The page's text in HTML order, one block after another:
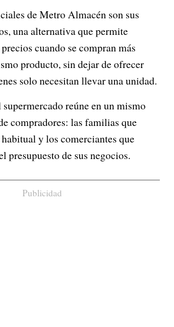
de Metro Almacén son sus
una alternativa que permite
cuando se compran más
producto, sin dejar de ofrecer
solo necesitan llevar una unidad.
supermercado reúne en un mismo
compradores: las familias que
y los comerciantes que
presupuesto de sus negocios.
Publicidad